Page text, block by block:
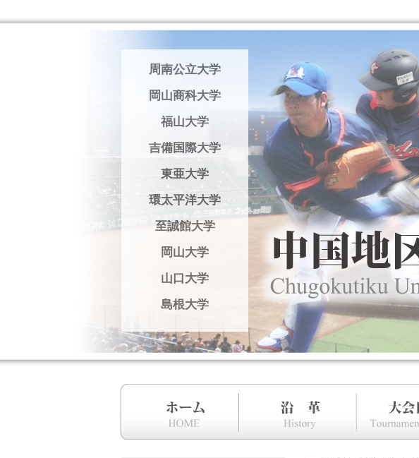
周南公立大学
岡山商科大学
福山大学
吉備国際大学
東亜大学
環太平洋大学
至誠館大学
岡山大学
山口大学
島根大学